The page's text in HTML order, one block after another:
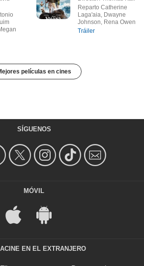
Reparto Catherine
Laga'aia, Dwayne
Johnson, Rena Owen
Tráiler
películas en cines
SÍGUENOS
MÓVIL
EN EL EXTRANJERO